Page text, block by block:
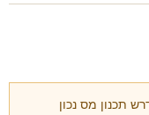
תכנון מס נכון